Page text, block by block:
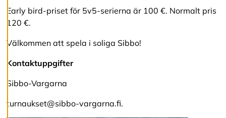
A
c
e
t
r
a
Early bird-priset för 5v5-serierna är 100 €. Normalt pris
120 €.
Välkommen att spela i soliga Sibbo!
Kontaktuppgifter
Sibbo-Vargarna
turnaukset@sibbo-vargarna.fi.